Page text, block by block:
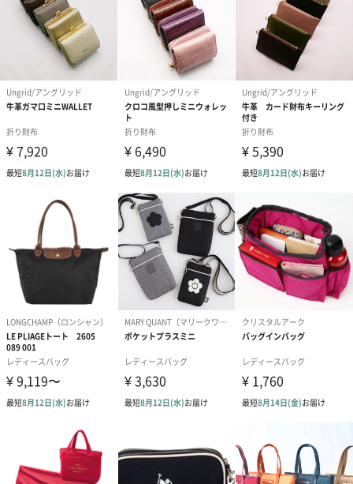
写真付きメッセージカ
ード（680円）
写真付きメッセージカ
ード（Thank you）ピ
ンク（680円）
Birthday ホワ
刷なし）（
ラッピング
ギフトラッピングを施してお届けします。
XL（350円）